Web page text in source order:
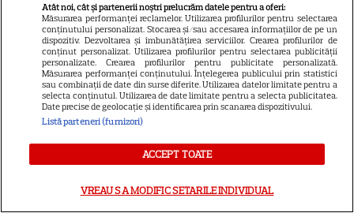
7
Ryan Gosling este noul Ghost
Rider din Universul Marvel.
Anunțul făcut la Comic-Con i-
a entuziasmat pe fani
DISNEY PLUS
„Diavolul se îmbracă de la
Meryl Streep și Anne
Hathaway revin la revista
Atât noi, cât și partenerii noștri prelucrăm datele pentru a oferi:
Măsurarea performanței reclamelor. Utilizarea profilurilor pentru selectarea
conținutului personalizat. Stocarea și/sau accesarea informațiilor de pe un
dispozitiv. Dezvoltarea și îmbunătățirea serviciilor. Crearea profilurilor de
conținut personalizat. Utilizarea profilurilor pentru selectarea publicității
personalizate. Crearea profilurilor pentru publicitate personalizată.
Măsurarea performanței conținutului. Înțelegerea publicului prin statistici
sau combinații de date din surse diferite. Utilizarea datelor limitate pentru a
selecta conținutul. Utilizarea de date limitate pentru a selecta publicitatea.
Date precise de geolocație și identificarea prin scanarea dispozitivului.
Listă parteneri (furnizori)
ACCEPT TOATE
VREAU SA MODIFIC SETARILE INDIVIDUAL